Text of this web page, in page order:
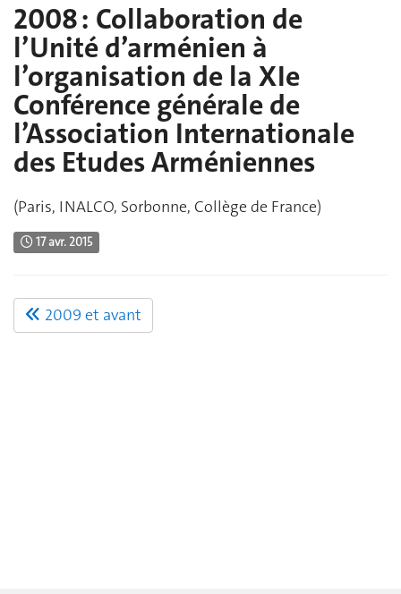
2008 : Collaboration de
l’Unité d’arménien à
l’organisation de la XIe
Conférence générale de
l’Association Internationale
des Etudes Arméniennes
(Paris, INALCO, Sorbonne, Collège de France)
17 avr. 2015
2009 et avant